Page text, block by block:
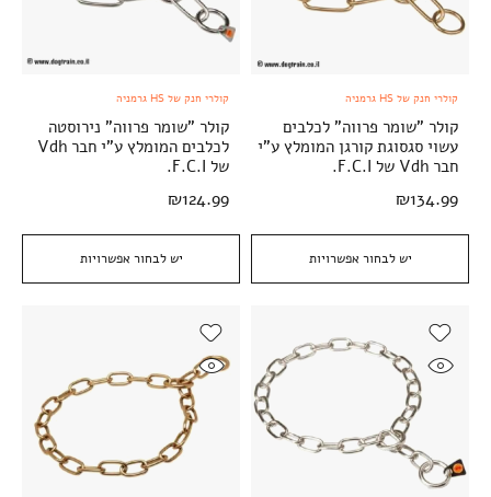
יש לבחור אפשרויות
קולרי חנק של HS גרמניה
קולר "שומר פרווה" לכלבים
עשוי סגסוגת קורגן המומלץ ע"י
חבר Vdh של F.C.I.
₪134.99
יש לבחור אפשרויות
קולרי חנק של HS גרמניה
קולר "שומר פרווה" נירוסטה
לכלבים המומלץ ע"י חבר Vdh
של F.C.I.
₪124.99